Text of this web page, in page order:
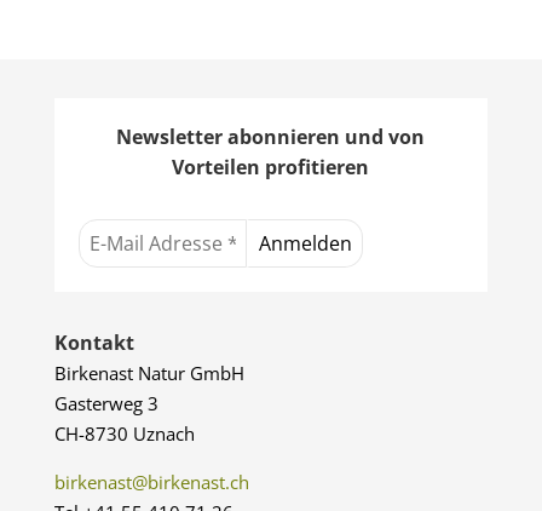
Newsletter abonnieren und von
Vorteilen profitieren
Kontakt
Birkenast Natur GmbH
Gasterweg 3
CH-8730 Uznach
birkenast@birkenast.ch